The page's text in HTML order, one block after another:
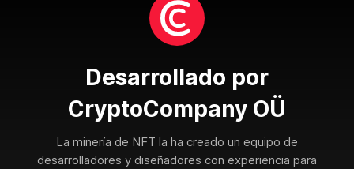
Desarrollado por
CryptoCompany OÜ
La minería de NFT la ha creado un equipo de
desarrolladores y diseñadores con experiencia para